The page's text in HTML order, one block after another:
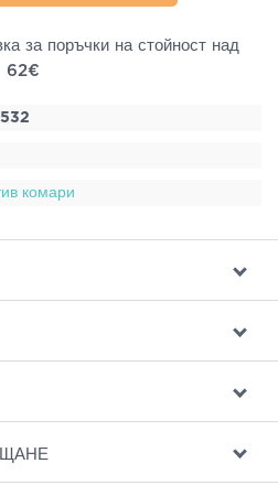
за поръчки на стойност над
62€
комари